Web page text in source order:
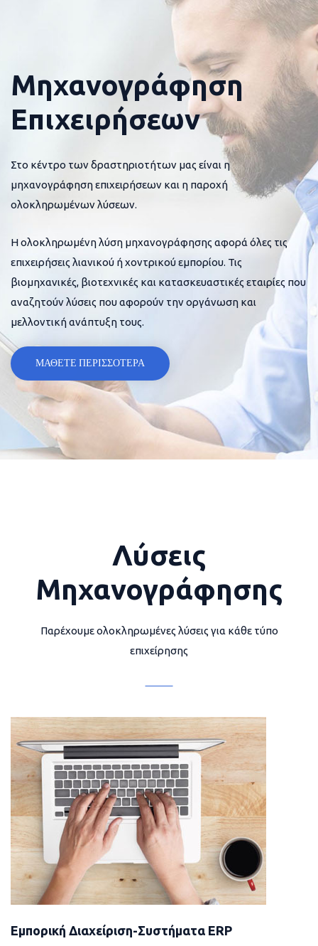
Μηχανογράφηση
Επιχειρήσεων
Στο κέντρο των δραστηριοτήτων μας είναι η
μηχανογράφηση επιχειρήσεων και η παροχή
ολοκληρωμένων λύσεων.
Η ολοκληρωμένη λύση μηχανογράφησης αφορά όλες τις
επιχειρήσεις λιανικού ή χοντρικού εμπορίου. Τις
βιομηχανικές, βιοτεχνικές και κατασκευαστικές εταιρίες που
αναζητούν λύσεις που αφορούν την οργάνωση και
μελλοντική ανάπτυξη τους.
ΜΑΘΕΤΕ ΠΕΡΙΣΣΟΤΕΡΑ
Λύσεις
Μηχανογράφησης
Παρέχουμε ολοκληρωμένες λύσεις για κάθε τύπο
επιχείρησης
Εμπορική Διαχείριση-Συστήματα ERP